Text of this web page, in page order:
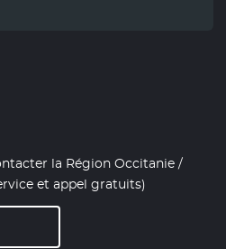
la Région Occitanie /
et appel gratuits)